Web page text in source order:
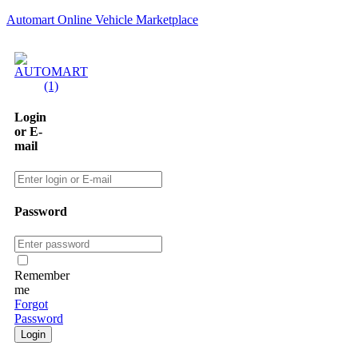
Automart Online Vehicle Marketplace
Login
or E-
mail
Password
Remember
me
Forgot
Password